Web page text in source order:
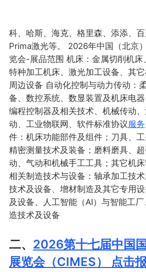
科、哈斯、海克、格里森、添添、百
Prima激光等。 2026年中国（北京
览会-展品范围 机床：金属切削机床
特种加工机床、激光加工设备、其
周边设备 自动化控制与动力传动：
备、数控系统、数显装置及机床电
编程控制器及相关技术、机械传动
动、工业物联网、软件标准协议 服务
件：机床功能部件及组件；刀具、工
精密测量技术及装备；磨料磨具、
动、气动和机械手工工具；其它机
相关制造技术与设备：轴承加工技
技术及设备、增材制造及其它专用
及设备、人工智能（AI）与智能工
造技术及设备
二、 2026第十七届中国
展览会（CIMES） 点击